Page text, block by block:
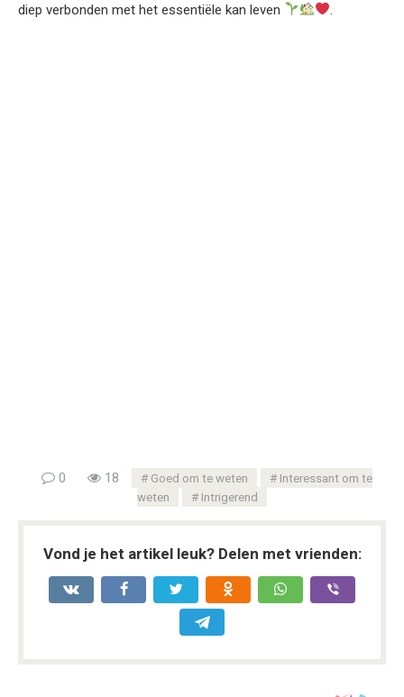
diep verbonden met het essentiële kan leven
.
0 18 Goed om te weten
Interessant om te
weten
Intrigerend
Vond je het artikel leuk? Delen met vrienden: